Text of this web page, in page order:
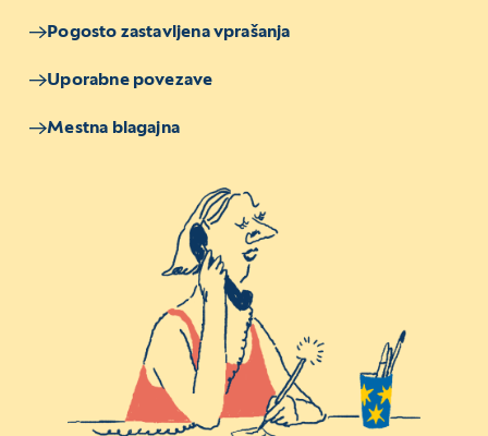
Pogosto zastavljena vprašanja
Uporabne povezave
Mestna blagajna